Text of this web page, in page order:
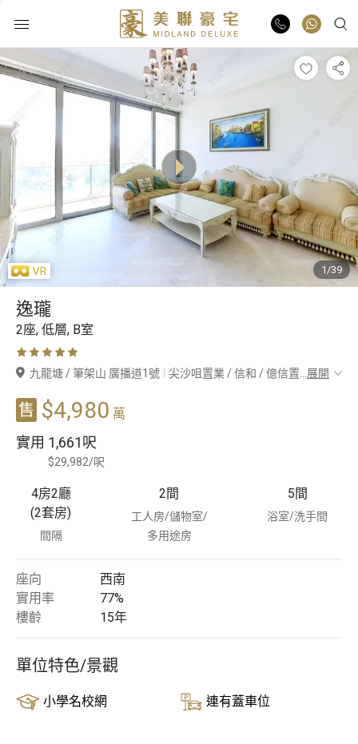
物業出售
物業出租
業主放盤
豪宅報告
豪宅資訊
更多樓盤
豪宅專家
豪宅分行
1/39
逸瓏
2座, 低層, B室
九龍塘 / 筆架山 廣播道1號 尖沙咀置業 / 信和 / 億信置 展開
售 $4,980 萬
實用 1,661呎
$29,982/呎
4房2廳
(2套房)
間隔
2間
工人房/儲物室/
多用途房
5間
浴室/洗手間
座向
西南
實用率
77%
樓齡
15年
單位特色/景觀
小學名校網 連有蓋車位